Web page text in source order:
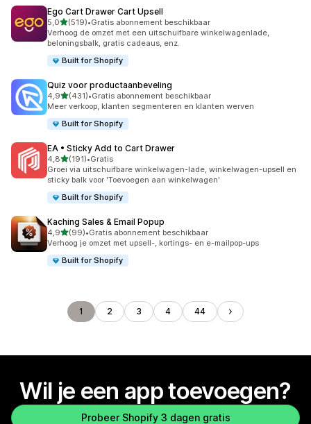
Ego Cart Drawer Cart Upsell
5,0van 5 sterren
(519)
519 recensies in totaal
•Gratis abonnement beschikbaar
Verhoog de omzet met een uitschuifbare winkelwagenlade,
beloningsbalk, gratis cadeaus, enz.
Built for Shopify
Quiz voor productaanbeveling
4,9van 5 sterren
(431)
431 recensies in totaal
•Gratis abonnement beschikbaar
Meer verkoop, klanten segmenteren en klanten werven
Built for Shopify
EA • Sticky Add to Cart Drawer
4,8van 5 sterren
(191)
191 recensies in totaal
•Gratis
Groei via uitschuifbare winkelwagen-lade, winkelwagen-upsell en
sticky balk voor 'Toevoegen aan winkelwagen'
Built for Shopify
Kaching Sales & Email Popup
4,9van 5 sterren
(99)
99 recensies in totaal
•Gratis abonnement beschikbaar
Verhoog je omzet met upsell-, kortings- en e-mailpop-ups
Built for Shopify
1 2 3 4 44
Wil je een app toevoegen?
Probeer Shopify 3 dagen gratis